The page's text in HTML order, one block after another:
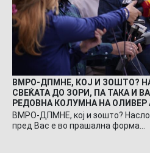
ВМРО-ДПМНЕ, КОЈ И ЗОШТО?
СВЕЌАТА ДО ЗОРИ, ПА ТАКА И
РЕДОВНА КОЛУМНА НА ОЛИВЕР
ВМРО-ДПМНЕ, кој и зошто?
пред Вас е во прашална форма…